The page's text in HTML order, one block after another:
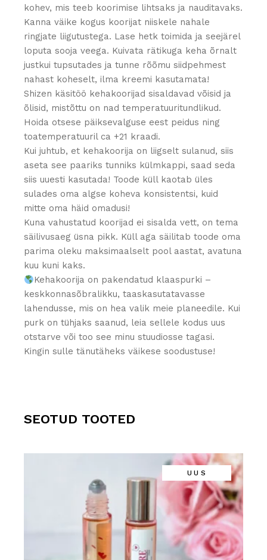
kohev, mis teeb koorimise lihtsaks ja nauditavaks.
Kanna väike kogus koorijat niiskele nahale
ringjate liigutustega. Lase hetk toimida ja seejärel
loputa sooja veega. Kuivata rätikuga keha õrnalt
justkui tupsutades ja tunne rõõmu siidpehmest
nahast koheselt, ilma kreemi kasutamata!
Shizen käsitöö kehakoorijad sisaldavad võisid ja
õlisid, mistõttu on nad temperatuuritundlikud.
Hoida otsese päiksevalguse eest peidus ning
toatemperatuuril ca +21 kraadi.
Kui juhtub, et kehakoorija on liigselt sulanud, siis
aseta see paariks tunniks külmkappi, saad seda
siis uuesti kasutada! Toode küll kaotab üles
sulades oma algse koheva konsistentsi, kuid
mitte oma häid omadusi!
Kuna vahustatud koorijad ei sisalda vett, on tema
säilivusaeg üsna pikk. Küll aga säilitab toode oma
parima oleku maksimaalselt pool aastat, avatuna
kuu kuni kaks.
Kehakoorija on pakendatud klaaspurki –
keskkonnasõbralikku, taaskasutatavasse
lahendusse, mis on hea valik meie planeedile. Kui
purk on tühjaks saanud, leia sellele kodus uus
otstarve või too see minu stuudiosse tagasi.
Kingin sulle tänutäheks väikese soodustuse!
SEOTUD TOOTED
UUS